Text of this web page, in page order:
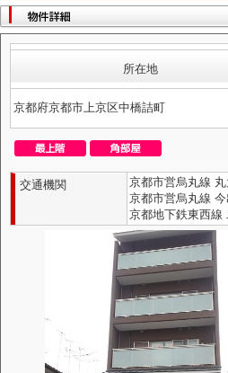
所在地
京都府京都市上京区中橋詰町
交通機関
京都市営烏丸線
京都市営烏丸線
京都地下鉄東西線